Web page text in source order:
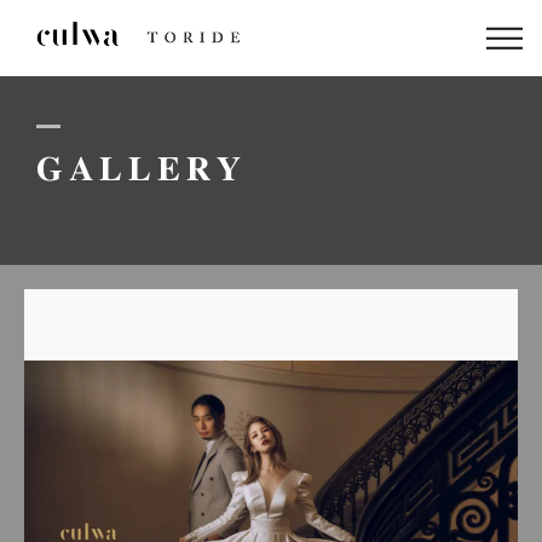
GALLERY
ABOUT US
PACKAGE
STAFF
GALLERY
BLOG
LINEでのお問い合わせはこちら